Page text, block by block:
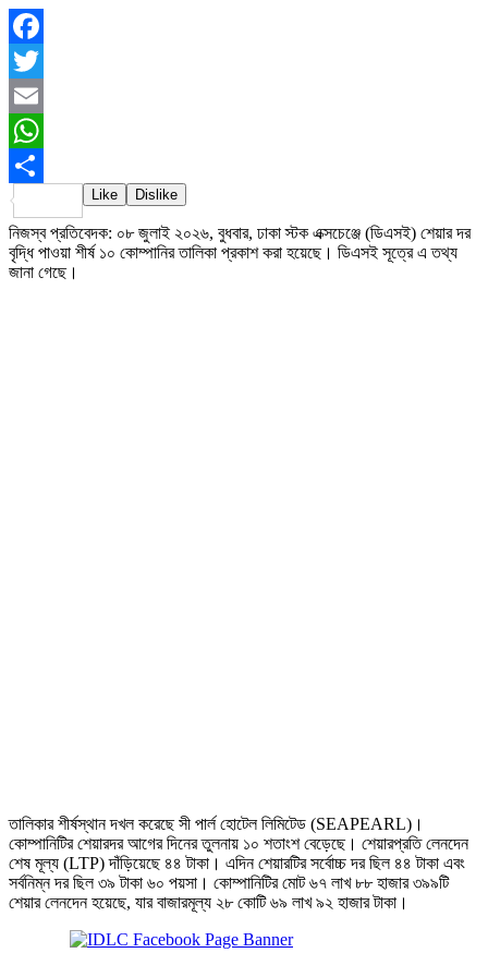
Facebook
Twitter
Email
WhatsApp
Share
Like Dislike
নিজস্ব প্রতিবেদক: ০৮ জুলাই ২০২৬, বুধবার, ঢাকা স্টক এক্সচেঞ্জে (ডিএসই) শেয়ার দর
বৃদ্ধি পাওয়া শীর্ষ ১০ কোম্পানির তালিকা প্রকাশ করা হয়েছে। ডিএসই সূত্রে এ তথ্য
জানা গেছে।
তালিকার শীর্ষস্থান দখল করেছে সী পার্ল হোটেল লিমিটেড (SEAPEARL)।
কোম্পানিটির শেয়ারদর আগের দিনের তুলনায় ১০ শতাংশ বেড়েছে। শেয়ারপ্রতি লেনদেন
শেষ মূল্য (LTP) দাঁড়িয়েছে ৪৪ টাকা। এদিন শেয়ারটির সর্বোচ্চ দর ছিল ৪৪ টাকা এবং
সর্বনিম্ন দর ছিল ৩৯ টাকা ৬০ পয়সা। কোম্পানিটির মোট ৬৭ লাখ ৮৮ হাজার ৩৯৯টি
শেয়ার লেনদেন হয়েছে, যার বাজারমূল্য ২৮ কোটি ৬৯ লাখ ৯২ হাজার টাকা।